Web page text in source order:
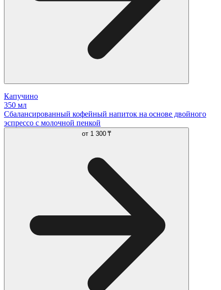
Капучино
350 мл
Сбалансированный кофейный напиток на основе двойного
эспрессо с молочной пенкой
от 1 300 ₸